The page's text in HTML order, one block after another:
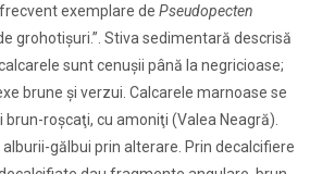
exemplare de Pseudopecten
grohotişuri.”. Stiva sedimentară descrisă
sunt cenuşii până la negricioase;
brune şi verzui. Calcarele marnoase se
roşcaţi, cu amoniţi (Valea Neagră).
gălbui prin alterare. Prin decalcifiere